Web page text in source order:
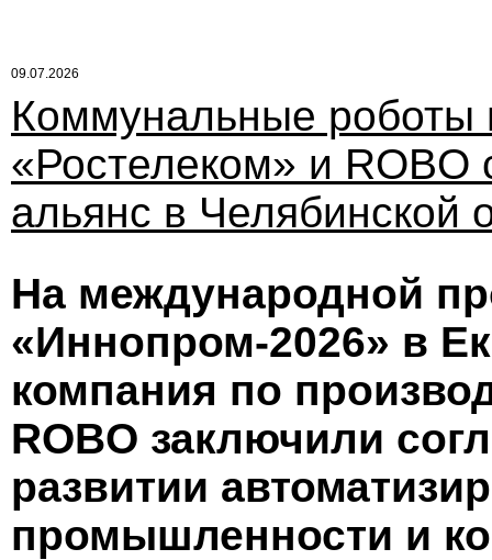
09.07.2026
Коммунальные роботы
«Ростелеком» и ROBO
альянс в Челябинской
На международной
«Иннопром-2026» в
компания по
ROBO заключили
развитии
промышленности и